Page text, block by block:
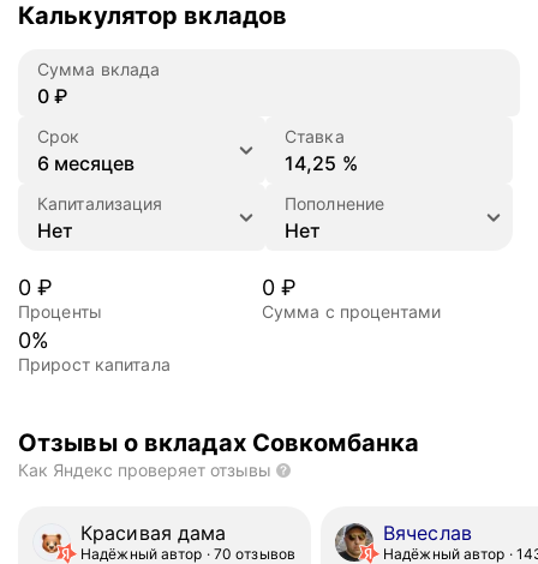
Калькулятор вкладов
₽
Сумма вклада
Срок
%
Ставка
Капитализация Пополнение
Проценты
0 ₽
Сумма с процентами
0 ₽
Прирост капитала
0%
Отзывы о вкладах Совкомбанка
Как Яндекс проверяет отзывы
Красивая дама
Надёжный автор
70 отзывов
Вячеслав
Надёжный автор